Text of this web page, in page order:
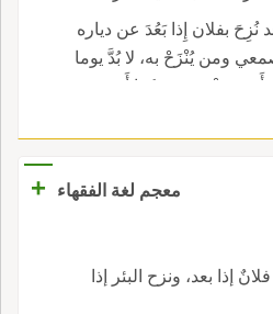
نُزِحَ بفلان إِذا بَعُدَ عن دياره
ومن يُنْزَحْ به، لا بُدَّ يوما
بمُنْتَزَحٍ من كذا أَي ببعد
ابنه فأَنتَ، من الغَوائلِ،
بمُنْتَزاح إِلا أَنه أَشبع
معجم لغة الفقهاء
+
إذا بعد، ونزح البئر إذا